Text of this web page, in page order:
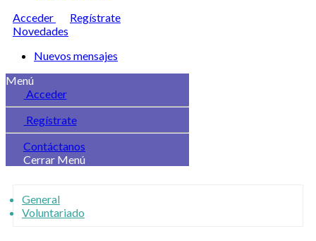
Acceder
Regístrate
Novedades
Nuevos mensajes
Menú
Acceder
Regístrate
Contáctanos
Cerrar Menú
General
Voluntariado